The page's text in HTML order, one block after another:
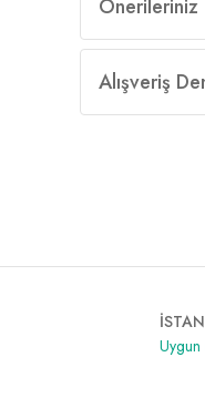
Önerileriniz
Alışveriş
Uygun